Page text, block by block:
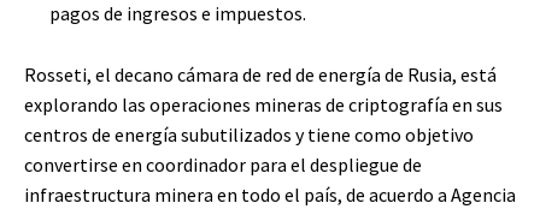
pagos de ingresos e impuestos.
Rosseti, el decano cámara de red de energía de Rusia, está
explorando las operaciones mineras de criptografía en sus
centros de energía subutilizados y tiene como objetivo
convertirse en coordinador para el despliegue de
infraestructura minera en todo el país, de acuerdo a Agencia